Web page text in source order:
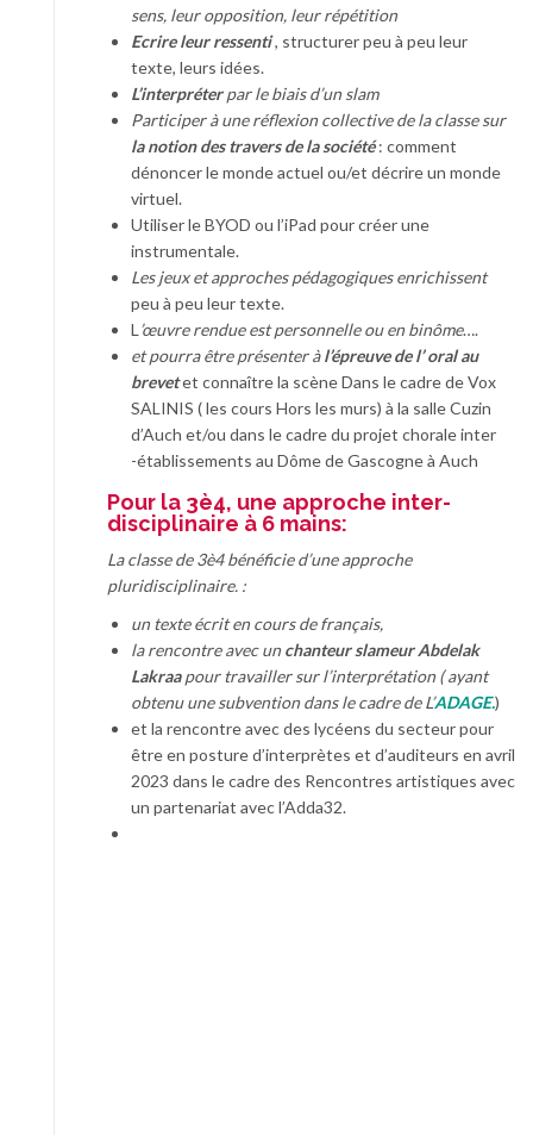
sens, leur opposition, leur répétition
Ecrire leur ressenti, structurer peu à peu leur
texte, leurs idées.
L’interpréterpar le biais d’un slam
Participer à une réflexion collective de la classe sur
la notion des travers de la société: comment
dénoncer le monde actuel ou/et décrire un monde
virtuel.
Utiliser le BYOD ou l’iPad pour créer une
instrumentale.
Les jeux et approches pédagogiquesenrichissent
peu à peu leur texte.
L ’œuvre rendue est personnelle ou en binôme….
et pourra être présenter àl’épreuve de l’ oral au
brevetet connaître la scène Dans le cadre de Vox
SALINIS ( les cours Hors les murs) à la salle Cuzin
d’Auch et/ou dans le cadre du projet chorale inter
-établissements au Dôme de Gascogne à Auch
Pour la 3è4, une approche inter-
disciplinaire à 6 mains:
La classe de 3è4 bénéficie d’une approche
pluridisciplinaire. :
un texte écrit en cours de français,
la rencontre avec un chanteur slameur Abdelak
Lakraapour travailler sur l’interprétation ( ayant
obtenu une subvention dans le cadre de L’ADAGE.)
et la rencontre avec des lycéens du secteur pour
être en posture d’interprètes et d’auditeurs en avril
2023 dans le cadre des Rencontres artistiques avec
un partenariat avec l’Adda32.